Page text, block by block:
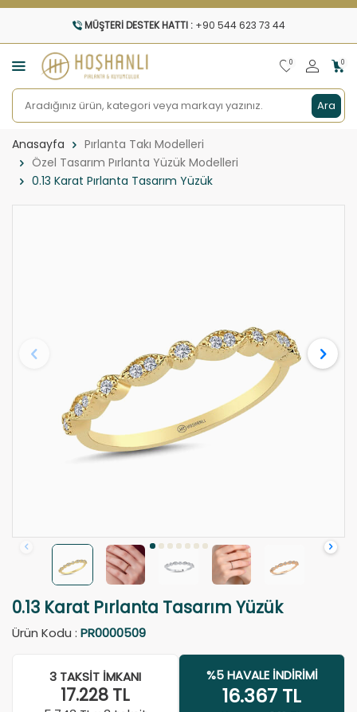
MÜŞTERI DESTEK HATTI : +90 544 623 73 44
Ara
0 0
Anasayfa
Pırlanta Takı Modelleri
Özel Tasarım Pırlanta Yüzük Modelleri
0.13 Karat Pırlanta Tasarım Yüzük
0.13 Karat Pırlanta Tasarım Yüzük
Ürün Kodu : PR0000509
3 TAKSIT İMKANI
17.228 TL
%5 HAVALE İNDIRIMI
16.367 TL